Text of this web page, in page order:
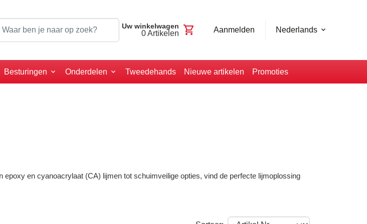
Uw winkelwagen
0Artikelen shopping_cart Aanmelden Nederlands
Besturingen Onderdelen Tweedehands Nieuwe artikelen Promoties
en cyanoacrylaat (CA) lijmen tot schuimveilige opties, vind de perfecte lijmoplossing